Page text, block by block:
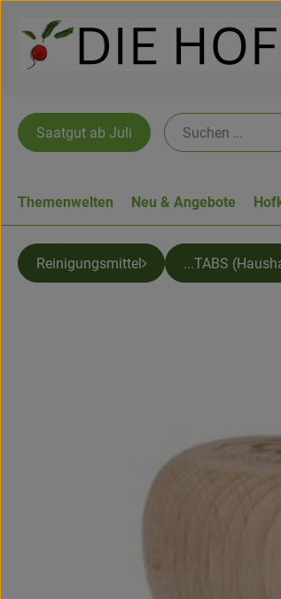
Saatgut ab Juli
Themenwelten Neu & Angebote
Reinigungsmittel ...TABS